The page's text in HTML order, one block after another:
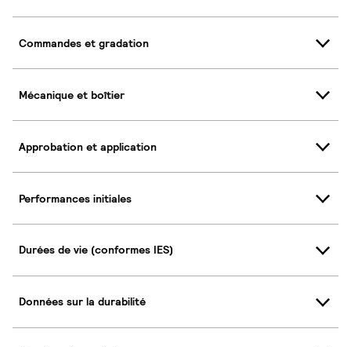
Commandes et gradation
Mécanique et boîtier
Approbation et application
Performances initiales
Durées de vie (conformes IES)
Données sur la durabilité